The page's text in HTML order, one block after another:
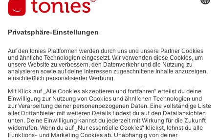
auf den von dir bereitgestellten Informationen (z.B. Account-
informationen) und den von dir zu Werbezwecken bereitgestellten
Datenschutzbestimmungen.
Bezahlmethoden:
Links zu sozialen Netzwerken